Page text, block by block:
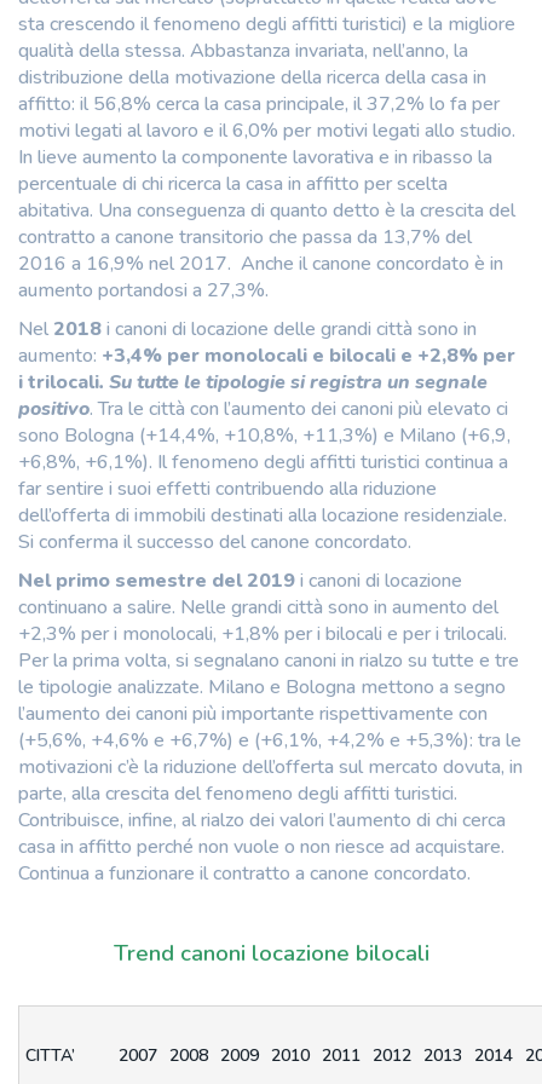
sta crescendo il fenomeno degli affitti turistici) e la migliore
qualità della stessa. Abbastanza invariata, nell’anno, la
distribuzione della motivazione della ricerca della casa in
affitto: il 56,8% cerca la casa principale, il 37,2% lo fa per
motivi legati al lavoro e il 6,0% per motivi legati allo studio.
In lieve aumento la componente lavorativa e in ribasso la
percentuale di chi ricerca la casa in affitto per scelta
abitativa. Una conseguenza di quanto detto è la crescita del
contratto a canone transitorio che passa da 13,7% del
2016 a 16,9% nel 2017. Anche il canone concordato è in
aumento portandosi a 27,3%.
Nel 2018i canoni di locazione delle grandi città sono in
aumento: +3,4% per monolocali e bilocali e +2,8% per
i trilocali. Su tutte le tipologie si registra un segnale
positivo. Tra le città con l’aumento dei canoni più elevato ci
sono Bologna (+14,4%, +10,8%, +11,3%) e Milano (+6,9,
+6,8%, +6,1%). Il fenomeno degli affitti turistici continua a
far sentire i suoi effetti contribuendo alla riduzione
dell’offerta di immobili destinati alla locazione residenziale.
Si conferma il successo del canone concordato.
Nel primo semestre del 2019i canoni di locazione
continuano a salire. Nelle grandi città sono in aumento del
+2,3% per i monolocali, +1,8% per i bilocali e per i trilocali.
Per la prima volta, si segnalano canoni in rialzo su tutte e tre
le tipologie analizzate. Milano e Bologna mettono a segno
l’aumento dei canoni più importante rispettivamente con
(+5,6%, +4,6% e +6,7%) e (+6,1%, +4,2% e +5,3%): tra le
motivazioni c’è la riduzione dell’offerta sul mercato dovuta, in
parte, alla crescita del fenomeno degli affitti turistici.
Contribuisce, infine, al rialzo dei valori l’aumento di chi cerca
casa in affitto perché non vuole o non riesce ad acquistare.
Continua a funzionare il contratto a canone concordato.
Trend canoni locazione bilocali
CITTA’ 2007 2008 2009 2010 2011 2012 2013 2014